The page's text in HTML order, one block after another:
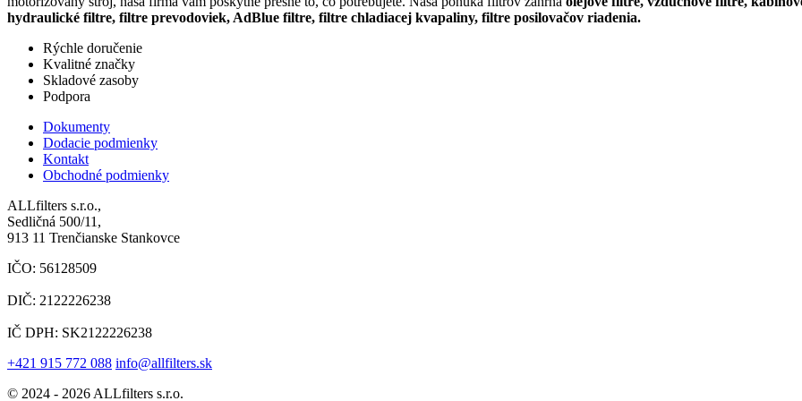
hydraulické filtre, filtre prevodoviek, AdBlue filtre, filtre chladiacej kvapaliny, filtre posilovačov riadenia.
Rýchle doručenie
Kvalitné značky
Skladové zasoby
Podpora
Dokumenty
Dodacie podmienky
Kontakt
Obchodné podmienky
ALLfilters s.r.o.,
Sedličná 500/11,
913 11 Trenčianske Stankovce
IČO: 56128509
DIČ: 2122226238
IČ DPH: SK2122226238
+421 915 772 088 info@allfilters.sk
© 2024 - 2026 ALLfilters s.r.o.